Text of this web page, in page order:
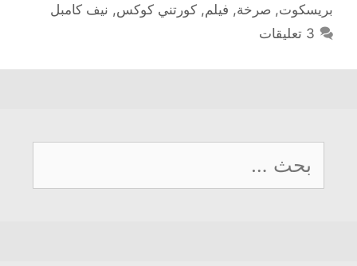
بريسكوت, صرخة, فيلم, كورتني كوكس, نيف كامبل
3 تعليقات
عن: